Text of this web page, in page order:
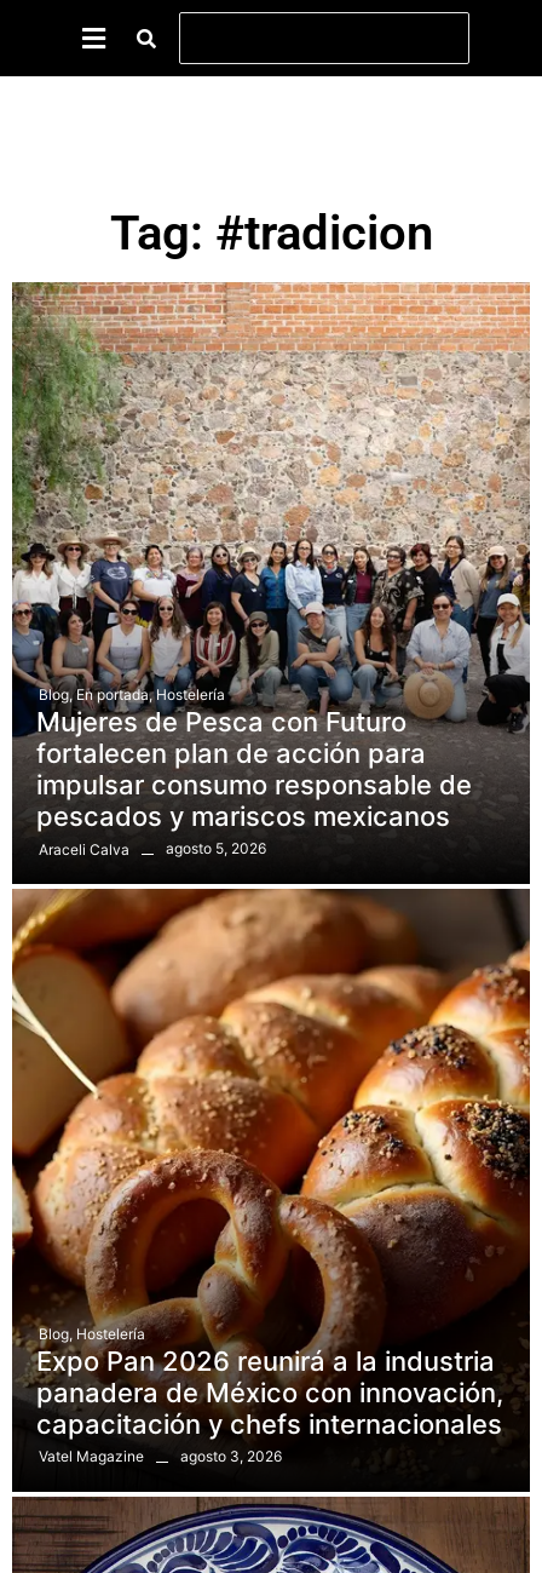
Tag: #tradicion
Blog, En portada, Hostelería
Mujeres de Pesca con Futuro
fortalecen plan de acción para
impulsar consumo responsable de
pescados y mariscos mexicanos
Araceli Calva agosto 5, 2026
Blog, Hostelería
Expo Pan 2026 reunirá a la industria
panadera de México con innovación,
capacitación y chefs internacionales
Vatel Magazine agosto 3, 2026